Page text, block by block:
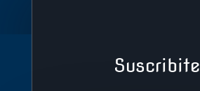
Suscribite